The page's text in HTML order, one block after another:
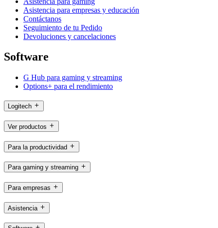
Asistencia para empresas y educación
Contáctanos
Seguimiento de tu Pedido
Devoluciones y cancelaciones
Software
G Hub para gaming y streaming
Options+ para el rendimiento
Logitech
Ver productos
Para la productividad
Para gaming y streaming
Para empresas
Asistencia